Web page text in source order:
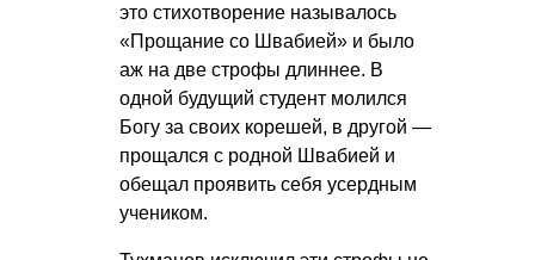
это стихотворение называлось
«Прощание со Швабией» и было
аж на две строфы длиннее. В
одной будущий студент молился
Богу за своих корешей, в другой —
прощался с родной Швабией и
обещал проявить себя усердным
учеником.